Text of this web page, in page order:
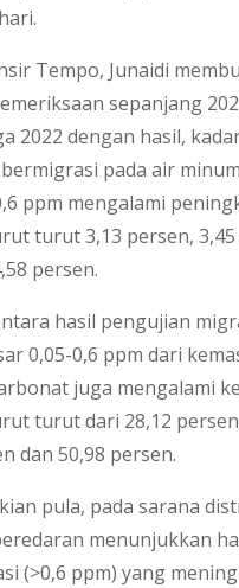
Tempo, Junaidi
sepanjang
2022 dengan hasil,
pada air
ppm mengalami
turut 3,13 persen,
persen.
hasil pengujian
0,05-0,6 ppm dari
juga mengalami
turut dari 28,12
dan 50,98 persen.
pula, pada sarana
menunjukkan
(>0,6 ppm) yang